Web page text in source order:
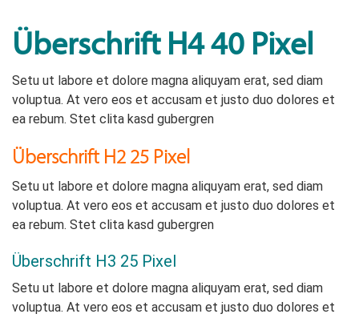
Überschrift H4 40 Pixel
Setu ut labore et dolore magna aliquyam erat, sed diam
voluptua. At vero eos et accusam et justo duo dolores et
ea rebum. Stet clita kasd gubergren
Überschrift H2 25 Pixel
Setu ut labore et dolore magna aliquyam erat, sed diam
voluptua. At vero eos et accusam et justo duo dolores et
ea rebum. Stet clita kasd gubergren
Überschrift H3 25 Pixel
Setu ut labore et dolore magna aliquyam erat, sed diam
voluptua. At vero eos et accusam et justo duo dolores et